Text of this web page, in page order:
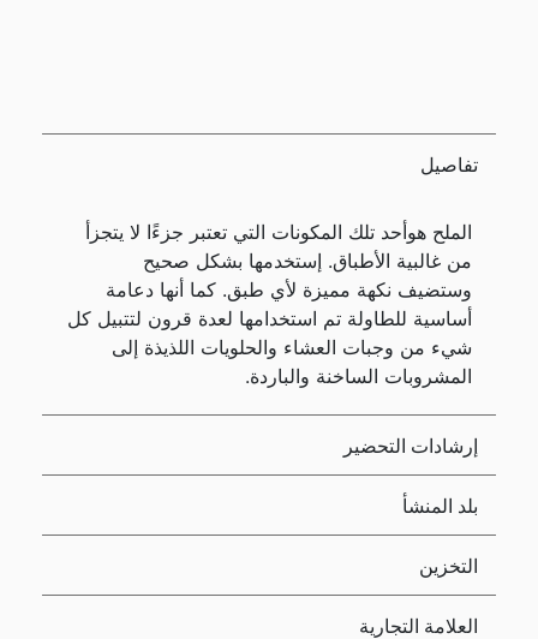
تفاصيل
الملح هوأحد تلك المكونات التي تعتبر جزءًا لا يتجزأ
من غالبية الأطباق. إستخدمها بشكل صحيح
وستضيف نكهة مميزة لأي طبق. كما أنها دعامة
أساسية للطاولة تم استخدامها لعدة قرون لتتبيل كل
شيء من وجبات العشاء والحلويات اللذيذة إلى
المشروبات الساخنة والباردة.
إرشادات التحضير
بلد المنشأ
التخزين
العلامة التجارية